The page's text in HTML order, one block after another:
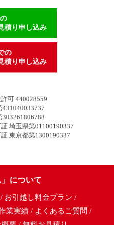
積り申し込み
の
積り申し込み
可 440028559
埼玉県第01100190337
東京都第1300190337
」について
お引越し料金プラン
業実績
よくあるご質問